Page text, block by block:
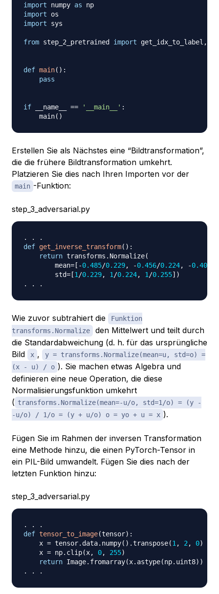
import numpy as
import
import sys
from step_2_pretrained import get_idx_to_label ,
def main( ) :
pass
if __name__ == '__main__' :
    main
( )
Erstellen Sie als Nächstes eine “Bildtransformation”,
die die frühere Bildtransformation umkehrt.
Platzieren Sie dies nach Ihren Importen vor der
main -Funktion:
step_3_adversarial.py
. .
.
def get_inverse_transform( ) :
return transforms . Normalize(
        mean
= [ -0.485/0.229, -0.456/0.224, -0.406
        std
= [1 /0.229, 1 /0.224, 1 /0.255] )
.
. .
Wie zuvor subtrahiert die
Funktion
transforms.Normalize
den Mittelwert und teilt durch
die Standardabweichung (d. h. für das ursprüngliche
Bild
x ,
y = transforms.Normalize(mean=u, std=o) =
(x - u) / o ). Sie machen etwas Algebra und
definieren eine neue Operation, die diese
Normalisierungsfunktion umkehrt
( transforms.Normalize(mean=-u/o, std=1/o) = (y -
-u/o) / 1/o = (y + u/o) o = yo + u = x ).
Fügen Sie im Rahmen der inversen Transformation
eine Methode hinzu, die einen PyTorch-Tensor in
ein PIL-Bild umwandelt. Fügen Sie dies nach der
letzten Funktion hinzu:
step_3_adversarial.py
. .
.
def tensor_to_image(tensor) :
    x
= tensor. data. numpy( ) .transpose(1 , 2 , 0)
    x
= np. clip(x, 0, 255)
return Image. fromarray(x. astype(np. uint8) )
.
. .